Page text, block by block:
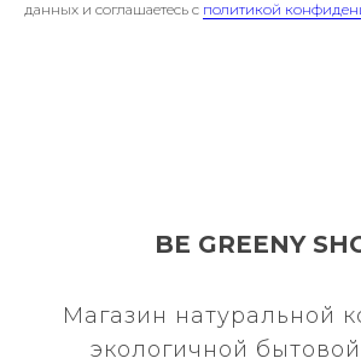
данных и соглашаетесь c политикой
BE GREENY
Магазин натуральной
экологичной